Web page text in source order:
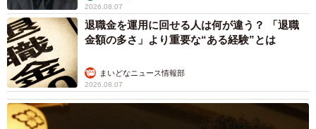
2026.08.07
退職金を運用に回せる人は何が違う？ 「退職
金額の多さ」より重要な“ある経験”とは
まいどなニュース情報部
2026.08.07